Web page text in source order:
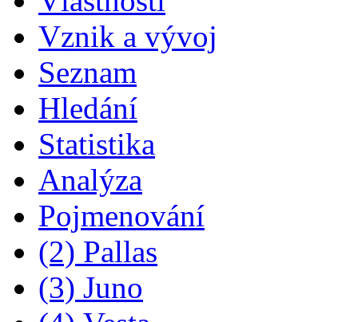
Vznik a vývoj
Seznam
Hledání
Statistika
Analýza
Pojmenování
(2) Pallas
(3) Juno